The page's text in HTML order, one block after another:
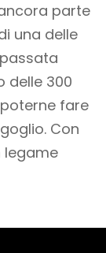
parte
una delle
delle 300
fare
Con
legame